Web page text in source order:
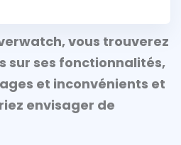
vous trouverez
sur ses fonctionnalités,
et inconvénients et
envisager de